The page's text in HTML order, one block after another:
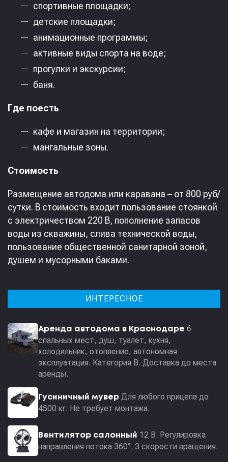
спортивные площадки;
детские площадки;
анимационные программы;
активные виды спорта на воде;
прогулки и экскурсии;
баня.
Где поесть
кафе и магазин на территории;
мангальные зоны.
Стоимость
Размещение автодома или каравана – от 800 руб/
сутки. В стоимость входит пользование стоянкой
с электричеством 220 В, пополнение запасов
воды из скважины, слива технической воды,
пользование общественной санитарной зоной,
душем и мусорными баками.
ИНТЕРЕСНОЕ
Аренда автодома в Краснодаре 6
спальных мест, душ, туалет, кухня,
холодильник, отопление, автономная
эксплуатация. Категория В. Доставка до места
аренды.
Гусиничный мувер Для любого прицепа до
4500 кг. Не требует монтажа.
Вентилятор салонный 12 В. Регулировка
направления потока 360°. 3 скорости вращения.